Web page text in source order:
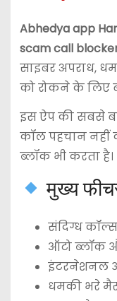
Abhedya app
scam call
साइबर अपराध,
को रोकने के लिए
इस ऐप की सबसे
कॉल पहचान
ब्लॉक भी करता है।
मुख्य
संदिग्ध
ऑटो ब्लॉक
इंटरनेशनल
धमकी भरे